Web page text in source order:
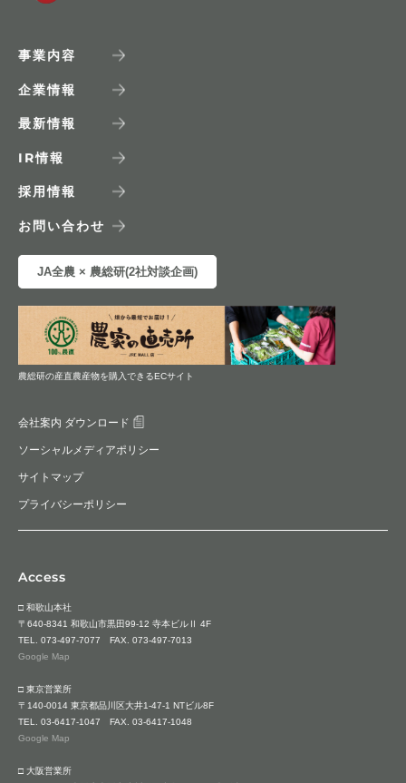
事業内容
企業情報
最新情報
IR情報
採用情報
お問い合わせ
JA全農 × 農総研(2社対談企画)
農総研の産直農産物を購入できるECサイト
会社案内 ダウンロード
ソーシャルメディアポリシー
サイトマップ
プライバシーポリシー
Access
□ 和歌山本社
〒640-8341 和歌山市黒田99-12 寺本ビルⅡ 4F
TEL. 073-497-7077 FAX. 073-497-7013
Google Map
□ 東京営業所
〒140-0014 東京都品川区大井1-47-1 NTビル8F
TEL. 03-6417-1047 FAX. 03-6417-1048
Google Map
□ 大阪営業所